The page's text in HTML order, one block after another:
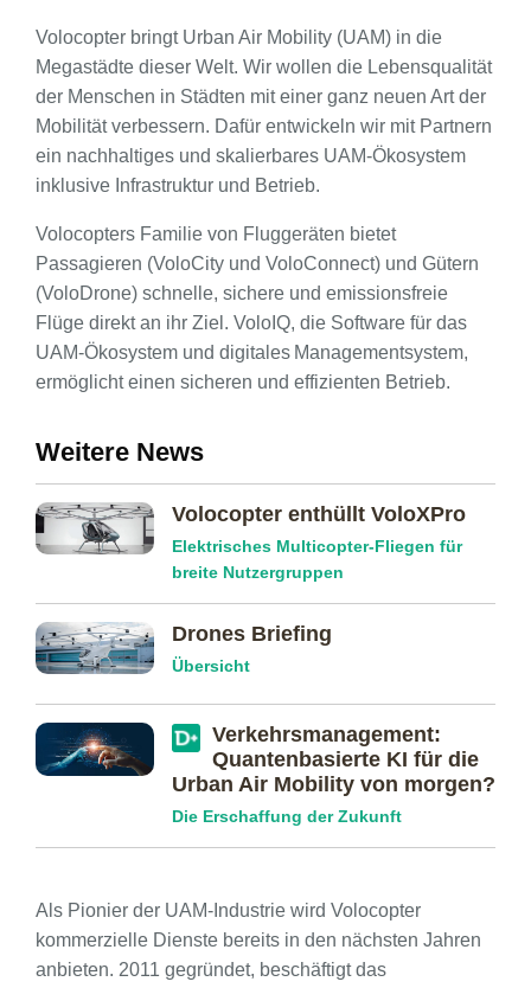
Volocopter bringt Urban Air Mobility (UAM) in die
Megastädte dieser Welt. Wir wollen die Lebensqualität
der Menschen in Städten mit einer ganz neuen Art der
Mobilität verbessern. Dafür entwickeln wir mit Partnern
ein nachhaltiges und skalierbares UAM-Ökosystem
inklusive Infrastruktur und Betrieb.
Volocopters Familie von Fluggeräten bietet
Passagieren (VoloCity und VoloConnect) und Gütern
(VoloDrone) schnelle, sichere und emissionsfreie
Flüge direkt an ihr Ziel. VoloIQ, die Software für das
UAM-Ökosystem und digitales Managementsystem,
ermöglicht einen sicheren und effizienten Betrieb.
Weitere News
Volocopter enthüllt VoloXPro
Elektrisches Multicopter-Fliegen für
breite Nutzergruppen
Drones Briefing
Übersicht
Verkehrs­management:
Quanten­basierte KI für die
Urban Air Mobility von morgen?
Die Erschaffung der Zukunft
Als Pionier der UAM-Industrie wird Volocopter
kommerzielle Dienste bereits in den nächsten Jahren
anbieten. 2011 gegründet, beschäftigt das